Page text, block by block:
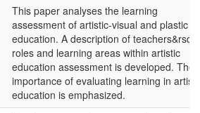
This paper analyses the learning
assessment of artistic-visual and plastic
education. A description of
roles and learning areas within artistic
education assessment is developed. The
importance of evaluating learning in
education is emphasized.